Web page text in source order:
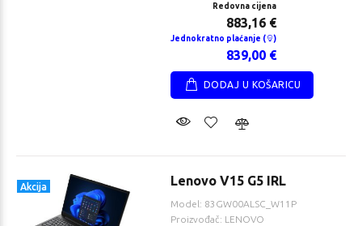
Redovna cijena
883,16 €
Jednokratno plaćanje ( )
839,00 €
DODAJ U KOŠARICU
Akcija Lenovo V15 G5 IRL
Model: 83GW00ALSC_W11P
Proizvođač: LENOVO